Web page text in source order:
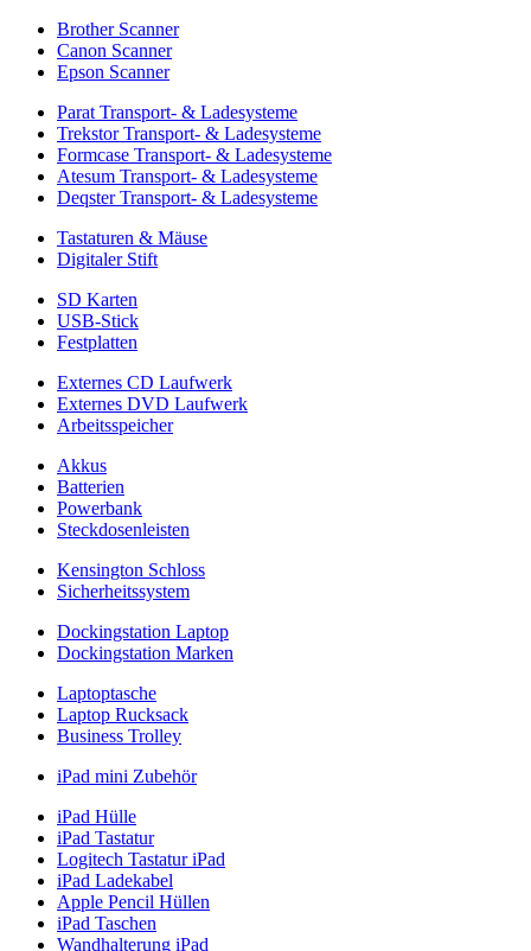
Brother Scanner
Canon Scanner
Epson Scanner
Parat Transport- & Ladesysteme
Trekstor Transport- & Ladesysteme
Formcase Transport- & Ladesysteme
Atesum Transport- & Ladesysteme
Deqster Transport- & Ladesysteme
Tastaturen & Mäuse
Digitaler Stift
SD Karten
USB-Stick
Festplatten
Externes CD Laufwerk
Externes DVD Laufwerk
Arbeitsspeicher
Akkus
Batterien
Powerbank
Steckdosenleisten
Kensington Schloss
Sicherheitssystem
Dockingstation Laptop
Dockingstation Marken
Laptoptasche
Laptop Rucksack
Business Trolley
iPad mini Zubehör
iPad Hülle
iPad Tastatur
Logitech Tastatur iPad
iPad Ladekabel
Apple Pencil Hüllen
iPad Taschen
Wandhalterung iPad